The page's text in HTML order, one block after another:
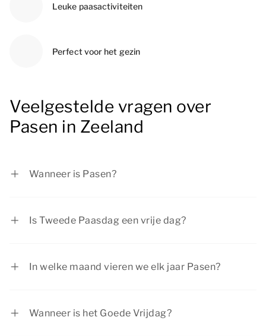
Leuke paasactiviteiten
Perfect voor het gezin
Veelgestelde vragen over
Pasen in Zeeland
Wanneer is Pasen?
Is Tweede Paasdag een vrije dag?
In welke maand vieren we elk jaar Pasen?
Wanneer is het Goede Vrijdag?